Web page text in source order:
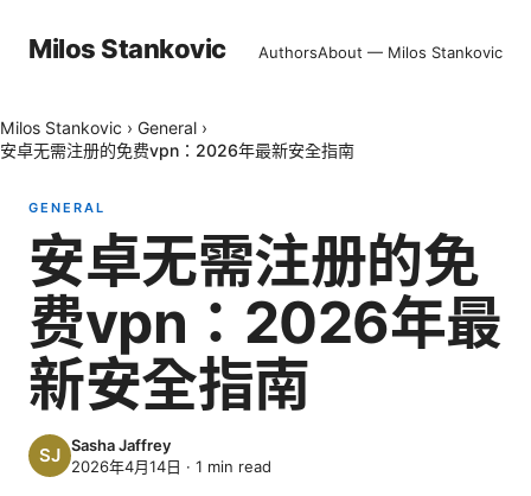
Milos Stankovic AuthorsAbout — Milos Stankovic
Milos Stankovic › General ›
安卓无需注册的免费vpn：2026年最新安全指南
GENERAL
安卓无需注册的免
费vpn：2026年最
新安全指南
Sasha Jaffrey
2026年4月14日 · 1 min read